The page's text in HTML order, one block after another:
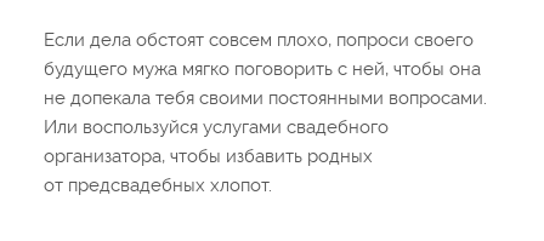
Если дела обстоят совсем плохо, попроси своего
будущего мужа мягко поговорить с ней, чтобы она
не допекала тебя своими постоянными вопросами.
Или воспользуйся услугами свадебного
организатора, чтобы избавить родных
от предсвадебных хлопот.